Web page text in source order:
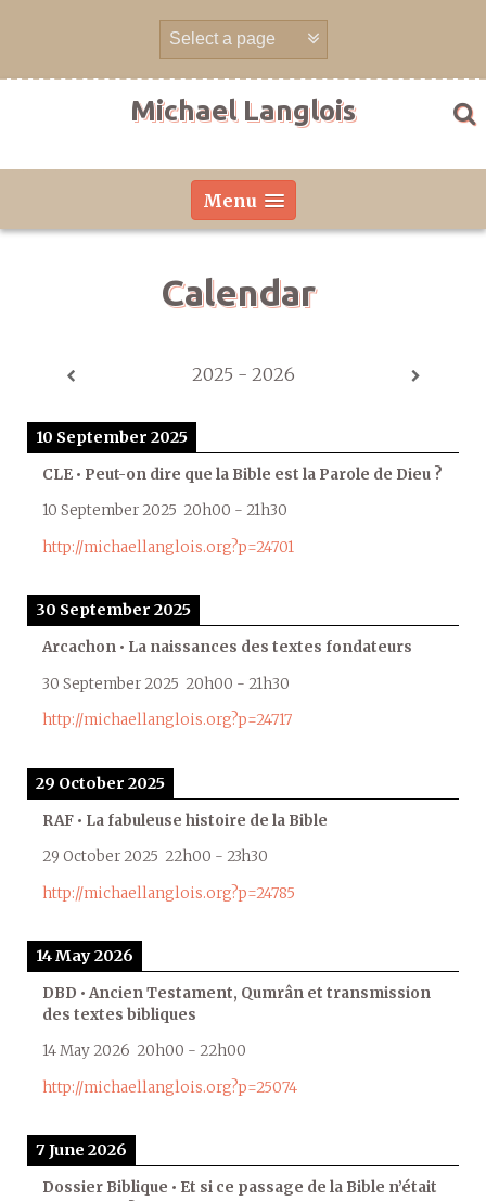
Michael Langlois
Menu
Calendar
2025 - 2026
10 September 2025
CLE • Peut-on dire que la Bible est la Parole de Dieu ?
10 September 2025 20h00 - 21h30
http://michaellanglois.org?p=24701
30 September 2025
Arcachon • La naissances des textes fondateurs
30 September 2025 20h00 - 21h30
http://michaellanglois.org?p=24717
29 October 2025
RAF • La fabuleuse histoire de la Bible
29 October 2025 22h00 - 23h30
http://michaellanglois.org?p=24785
14 May 2026
DBD • Ancien Testament, Qumrân et transmission
des textes bibliques
14 May 2026 20h00 - 22h00
http://michaellanglois.org?p=25074
7 June 2026
Dossier Biblique • Et si ce passage de la Bible n’était